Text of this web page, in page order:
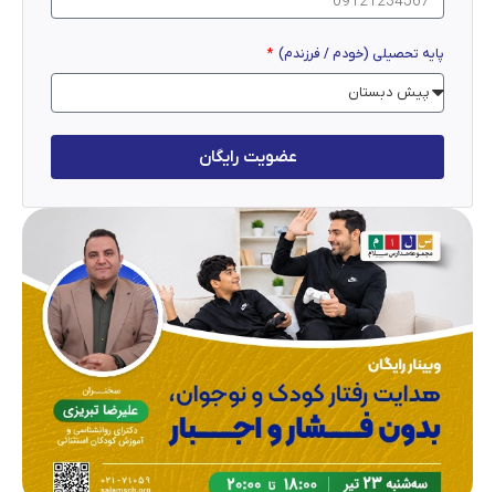
پایه تحصیلی (خودم / فرزندم)
عضویت رایگان